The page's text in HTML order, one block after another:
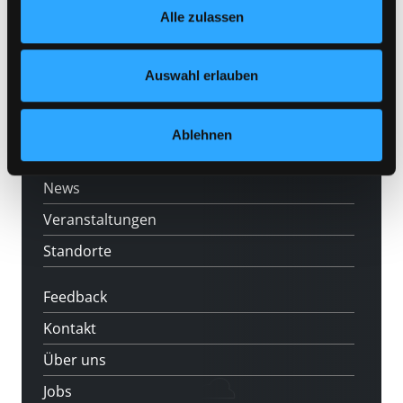
jederzeit widerrufen und Ihre Einstellungen verändern.
Nähere Informationen finden Sie in unserer
Alle zulassen
Auswahl erlauben
Ablehnen
[kju:b]
News
Veranstaltungen
Standorte
Feedback
Kontakt
Über uns
Jobs